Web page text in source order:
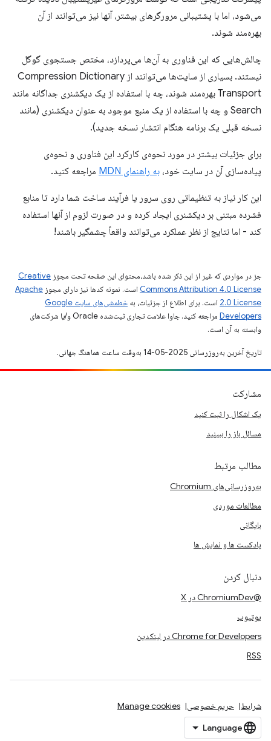
می‌شود، اما با پشتیبانی مرورگرهای بیشتر، آنها نیز می‌توانند از آن
بهره‌مند شوند.
چالش‌هایی که این فناوری به آن‌ها می‌پردازد، مختص جستجوی گوگل
نیستند. بسیاری از سایت‌ها می‌توانند از Compression Dictionary
Transport بهره‌مند شوند، چه با استفاده از یک دیکشنری جداگانه مانند
Search و چه با استفاده از یک منبع موجود به عنوان دیکشنری (مانند
نسخه قبلی یک برنامه هنگام انتشار نسخه جدید).
برای جزئیات بیشتر در مورد نحوه‌ی کارکرد این فناوری و نحوه‌ی
پیاده‌سازی آن در سایت خود، به راهنمای MDN مراجعه کنید.
این کار نیاز به تنظیماتی روی سرور یا فرآیند ساخت شما دارد تا منابع
فشرده مبتنی بر دیکشنری ایجاد کرده و در صورت لزوم از آنها استفاده
کند - اما نتایج از نظر عملکرد می‌توانند واقعاً چشمگیر باشند!
جز در مواردی که غیر از این ذکر شده باشد،‌محتوای این صفحه تحت مجوز Creative
Commons Attribution 4.0 License است. نمونه کدها نیز دارای مجوز Apache
2.0 License است. برای اطلاع از جزئیات، به
خطمشی‌های سایت Google
Developers‏
مراجعه کنید. جاوا علامت تجاری ثبت‌شده Oracle و/یا شرکت‌های
وابسته به آن است.
تاریخ آخرین به‌روزرسانی 2025-05-14 به‌وقت ساعت هماهنگ جهانی.
مشارکت
یک اشکال را ثبت کنید
مسائل باز را ببینید
مطالب مرتبط
به‌روزرسانی‌های Chromium
مطالعات موردی
بایگانی
پادکست ها و نمایش ها
دنبال کردن
@ChromiumDev در X
یوتیوب
Chrome for Developers در لینکدین
RSS
شرایط حریم خصوصی Manage cookies